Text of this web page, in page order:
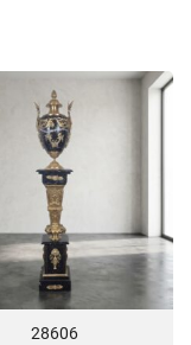
28606